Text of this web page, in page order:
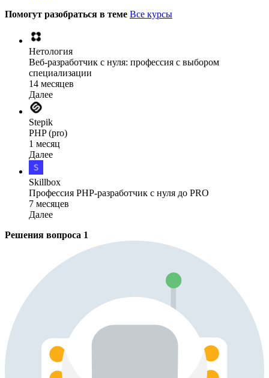
Помогут разобраться в теме Все курсы
Нетология
Веб-разработчик с нуля: профессия с выбором
специализации
14 месяцев
Далее
Stepik
PHP (pro)
1 месяц
Далее
Skillbox
Профессия PHP-разработчик с нуля до PRO
7 месяцев
Далее
Решения вопроса 1